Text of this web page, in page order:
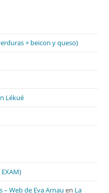
+ beicon y queso)
Lékué
Web de Eva Arnau en La